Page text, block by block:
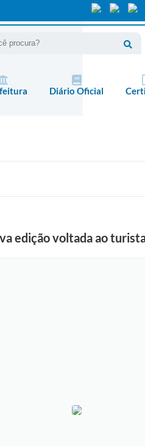
Diário Oficial
edição voltada ao